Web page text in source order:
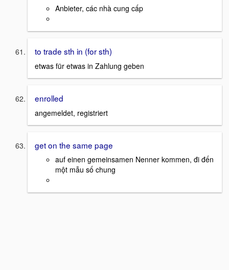
Anbieter, các nhà cung cấp
to trade sth in (for sth)
etwas für etwas in Zahlung geben
enrolled
angemeldet, registriert
get on the same page
auf einen gemeinsamen Nenner kommen, đi đến
một mẫu số chung